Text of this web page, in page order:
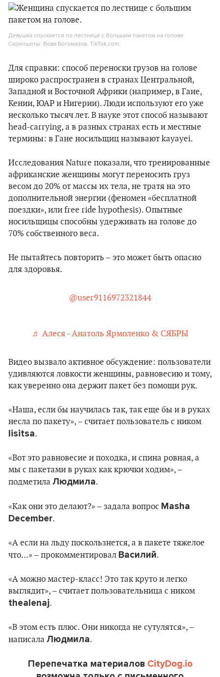
Девушка спускается по лестнице с большим пакетом на голове.
Скриншоты: Вова Богомазов, TikTok.com.
Для справки: способ переноски грузов на голове
широко распространен в странах Центральной,
Западной и Восточной Африки (например, в Гане,
Кении, ЮАР и Нигерии). Люди используют его уже
несколько тысяч лет. В науке этот способ называют
head-carrying, а в разных странах есть и местные
термины: в Гане носильщиц называют kayayei.
Исследования Nature показали, что тренированные
африканские женщины могут переносить груз
весом до 20% от массы их тела, не тратя на это
дополнительной энергии (феномен «бесплатной
поездки», или free ride hypothesis). Опытные
носильщицы способны удерживать на голове до
70% собственного веса.
Не пытайтесь повторить – это может быть опасно
для здоровья.
@user9116972321844
♬ Алеся - Анатоль Ярмоленко & СЯБРЫ
Видео вызвало активное обсуждение: пользователи
удивляются ловкости женщины, равновесию и тому,
как уверенно она держит пакет без помощи рук.
«Наша, если бы научилась так, так еще бы и в руках
несла по пакету», – считает пользователь с ником
lisitsa.
«Вот это равновесие и походка, и спина ровная, а
мы с пакетами в руках как крючки ходим», –
подметила Людмила.
«Как они это делают?» – задала вопрос Masha
December.
«А если на льду поскользнется, а в пакете тяжелое
что...» – прокомментировал Василий.
«А можно мастер-класс! Это так круто и легко
выглядит», – считает пользовательница с ником
thealenaj.
«В этом есть плюс. Они никогда не сутулятся», –
написала Людмила.
Перепечатка материалов CityDog.io